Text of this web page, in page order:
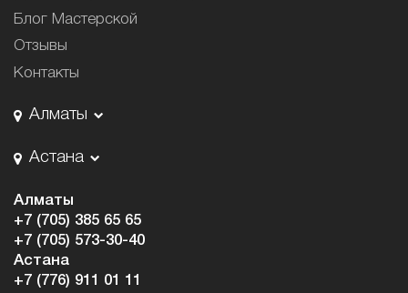
Блог Мастерской
Отзывы
Контакты
Алматы
Астана
Алматы
+7 (705) 385 65 65
+7 (705) 573-30-40
Астана
+7 (776) 911 01 11